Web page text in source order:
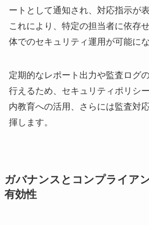
ートとして通知され、対応指示が
これにより、特定の担当者に依存
体でのセキュリティ運用が可能にな
定期的なレポート出力や監査ログ
行えるため、セキュリティポリシ
内教育への活用、さらには監査対
揮します。
ガバナンスとコンプライア
有効性